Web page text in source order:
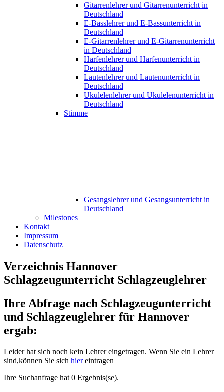
Gitarrenlehrer und Gitarrenunterricht in
Deutschland
E-Basslehrer und E-Bassunterricht in
Deutschland
E-Gitarrenlehrer und E-Gitarrenunterricht
in Deutschland
Harfenlehrer und Harfenunterricht in
Deutschland
Lautenlehrer und Lautenunterricht in
Deutschland
Ukulelenlehrer und Ukulelenunterricht in
Deutschland
Stimme
Gesangslehrer und Gesangsunterricht in
Deutschland
Milestones
Kontakt
Impressum
Datenschutz
Verzeichnis Hannover
Schlagzeugunterricht Schlagzeuglehrer
Ihre Abfrage nach Schlagzeugunterricht
und Schlagzeuglehrer für Hannover
ergab:
Leider hat sich noch kein Lehrer eingetragen. Wenn Sie ein Lehrer
sind,können Sie sich hiereintragen
Ihre Suchanfrage hat 0 Ergebnis(se).